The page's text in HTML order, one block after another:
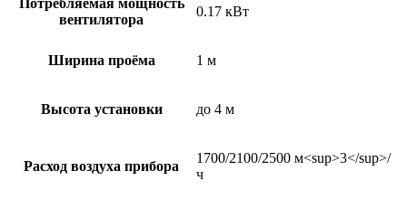
вентилятора
0.17 кВт
Ширина проёма 1 м
Высота установки до 4 м
Расход воздуха прибора
1700/2100/2500 м<sup>3</sup>/
ч